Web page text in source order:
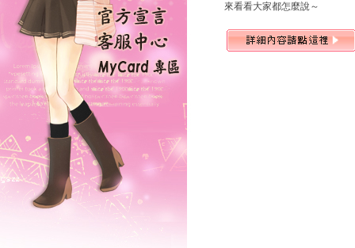
來看看大家都怎麼說～